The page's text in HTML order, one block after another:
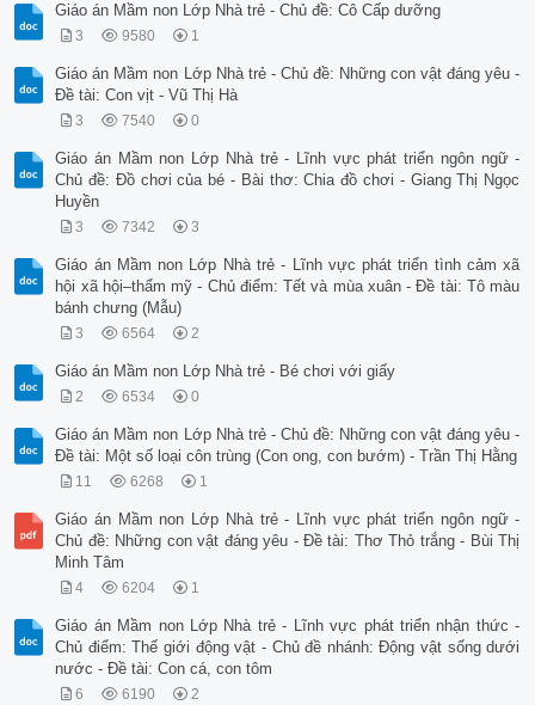
Giáo án Mầm non Lớp Nhà trẻ - Chủ đề: Cô Cấp dưỡng
3 9580 1
Giáo án Mầm non Lớp Nhà trẻ - Chủ đề: Những con vật đáng yêu -
Đề tài: Con vịt - Vũ Thị Hà
3 7540 0
Giáo án Mầm non Lớp Nhà trẻ - Lĩnh vực phát triển ngôn ngữ -
Chủ đề: Đồ chơi của bé - Bài thơ: Chia đồ chơi - Giang Thị Ngọc
Huyền
3 7342 3
Giáo án Mầm non Lớp Nhà trẻ - Lĩnh vực phát triển tình cảm xã
hội xã hội–thẩm mỹ - Chủ điểm: Tết và mùa xuân - Đề tài: Tô màu
bánh chưng (Mẫu)
3 6564 2
Giáo án Mầm non Lớp Nhà trẻ - Bé chơi với giấy
2 6534 0
Giáo án Mầm non Lớp Nhà trẻ - Chủ đề: Những con vật đáng yêu -
Đề tài: Một số loại côn trùng (Con ong, con bướm) - Trần Thị Hằng
11 6268 1
Giáo án Mầm non Lớp Nhà trẻ - Lĩnh vực phát triển ngôn ngữ -
Chủ đề: Những con vật đáng yêu - Đề tài: Thơ Thỏ trắng - Bùi Thị
Minh Tâm
4 6204 1
Giáo án Mầm non Lớp Nhà trẻ - Lĩnh vực phát triển nhận thức -
Chủ điểm: Thế giới động vật - Chủ đề nhánh: Động vật sống dưới
nước - Đề tài: Con cá, con tôm
6 6190 2